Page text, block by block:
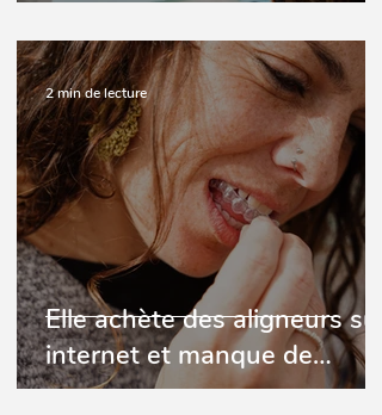
Elle achète des aligneurs sur
internet et manque de
perdre ses dents !
2 min de lecture